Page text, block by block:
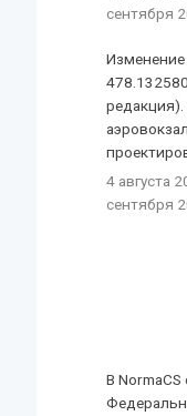
сентября
4 августа
сентября
В